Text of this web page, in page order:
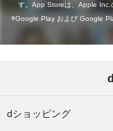
す。App Storeは、Apple Inc.
Google Play および Google
dショッピング